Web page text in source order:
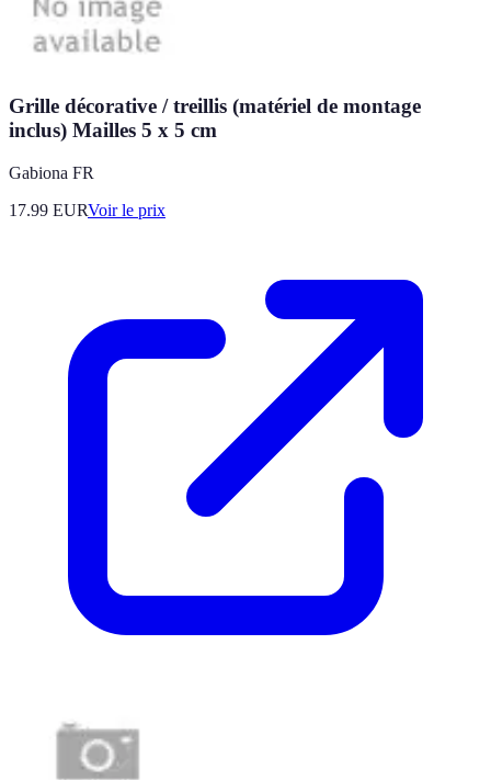
Grille décorative / treillis (matériel de montage
inclus) Mailles 5 x 5 cm
Gabiona FR
17.99 EURVoir le prix